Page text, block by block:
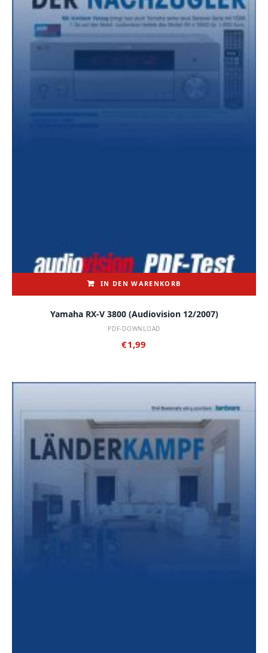
IN DEN WARENKORB
Yamaha RX-V 3800 (audiovision 12/2007)
PDF-DOWNLOAD
€1,99